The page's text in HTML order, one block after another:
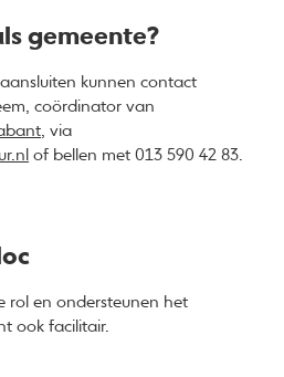
gemeente?
kunnen contact
coördinator van
, via
of bellen met 013 590 42 83.
rol en ondersteunen het
ook facilitair.